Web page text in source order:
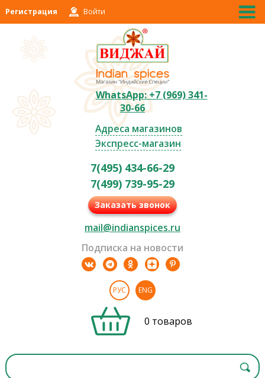
Регистрация Войти
WhatsApp: +7 (969) 341-
30-66
Адреса магазинов
Экспресс-магазин
7(495) 434-66-29
7(499) 739-95-29
Заказать звонок
mail@indianspices.ru
Подписка на новости
РУС ENG
0 товаров